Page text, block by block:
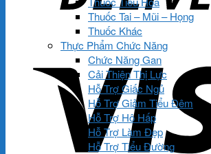
Thuốc Tai – Mũi – Họng
Thuốc Khác
Thực Phẩm Chức Năng
Chức Năng Gan
Cải Thiện Thị Lực
Hỗ Trợ Giấc Ngủ
Hỗ Trợ Giảm Tiểu Đêm
Hỗ Trợ Hô Hấp
Hỗ Trợ Làm Đẹp
Hỗ Trợ Tiểu Đường